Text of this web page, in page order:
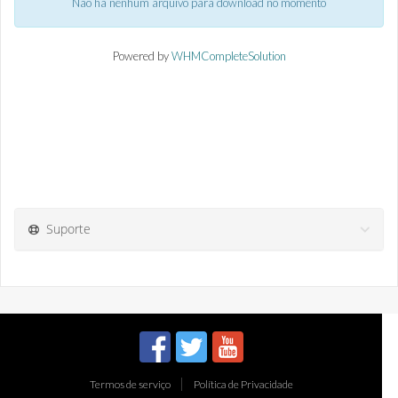
Powered byWHMCompleteSolution
Suporte
Termos de serviço Política de Privacidade